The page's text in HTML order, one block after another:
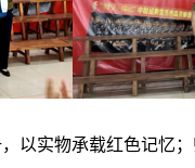
以实物承载红色记忆